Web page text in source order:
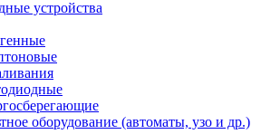
устройства
оборудование (автоматы, узо и др.)